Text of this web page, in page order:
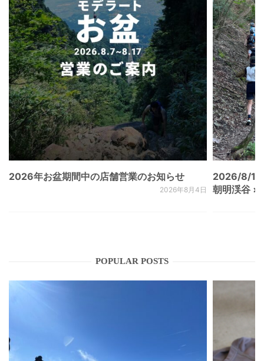
2026年お盆期間中の店舗営業のお知らせ
2026年8月4日
2026/8/
朝明渓谷 ×
POPULAR POSTS